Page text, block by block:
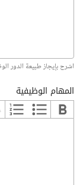
اشرح بإيجاز طبيعة الدور
المهام الوظيفية